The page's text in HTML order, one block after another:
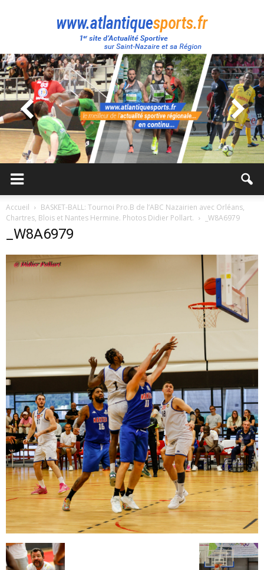
Atlantique
Sport
Accueil
BASKET-BALL: Tournoi Pro.B de l’ABC Nazairien avec Orléans,
Chartres, Blois et Nantes Hermine. Photos Didier Pollart.
_W8A6979
_W8A6979